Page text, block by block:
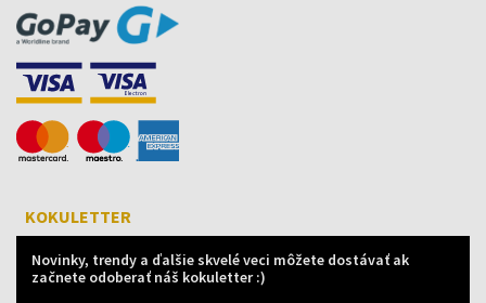
KOKULETTER
Novinky, trendy a ďalšie skvelé veci môžete dostávať ak
začnete odoberať náš kokuletter :)